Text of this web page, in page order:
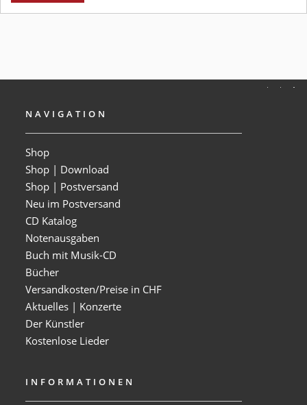
NAVIGATION
Shop
Shop | Download
Shop | Postversand
Neu im Postversand
CD Katalog
Notenausgaben
Buch mit Musik-CD
Bücher
Versandkosten/Preise in CHF
Aktuelles | Konzerte
Der Künstler
Kostenlose Lieder
INFORMATIONEN